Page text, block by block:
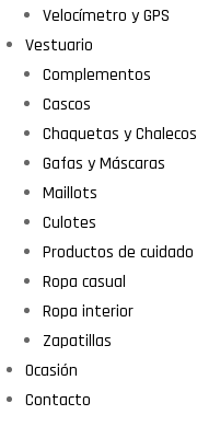
Velocímetro y GPS
Vestuario
Complementos
Cascos
Chaquetas y Chalecos
Gafas y Máscaras
Maillots
Culotes
Productos de cuidado
Ropa casual
Ropa interior
Zapatillas
Ocasión
Contacto